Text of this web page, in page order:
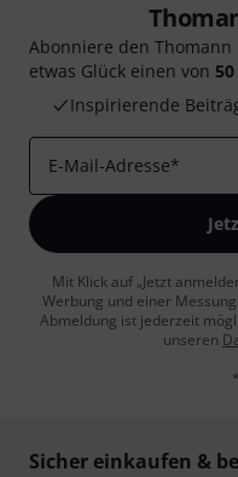
Abonniere den
etwas Glück einen von
Inspirierende
E-Mail-Adresse*
Mit Klick auf „Jetzt
Werbung und einer
Abmeldung ist jederzeit
unseren
Sicher einkaufen &